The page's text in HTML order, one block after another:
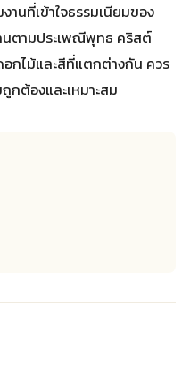
นที่เข้าใจธรรมเนียมของ
นตามประเพณีพุทธ คริสต์
กไม้และสีที่แตกต่างกัน ควร
กต้องและเหมาะสม